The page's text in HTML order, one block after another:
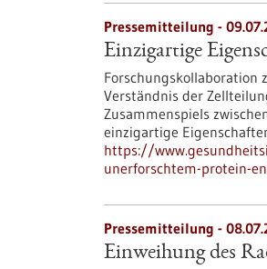
Pressemitteilung -
Einzigartige
Forschungskollaboration
Verständnis der
Zusammenspiels
einzigartige
https://
unerforschtem-protein-
Pressemitteilung -
Einweihung des